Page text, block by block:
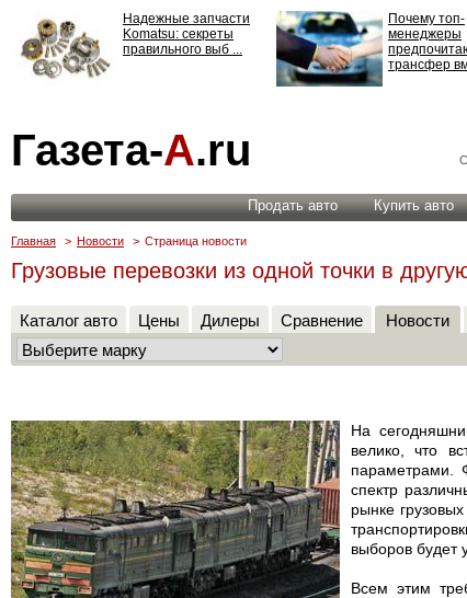
Надежные запчасти
Komatsu: секреты
правильного выб ...
Почему топ-
менеджеры
трансфер
ответственности: все,
что нужно знать ...
Газета-А.ru
Продать авто Купить авто
Главная > Новости > Страница новости
Грузовые перевозки из одной точки в
Каталог авто Цены Дилеры Сравнение Новости
На
велико, что
параметрами.
спектр
рынке
выборов будет
Всем этим